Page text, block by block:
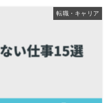
転職・キャリア